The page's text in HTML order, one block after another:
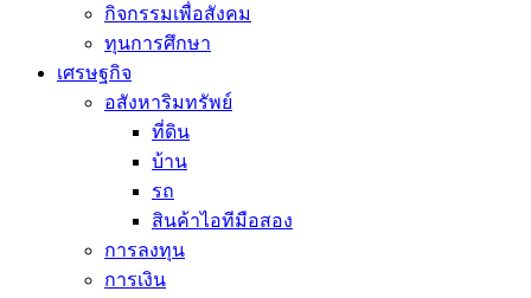
กิจกรรมเพื่อสังคม
ทุนการศึกษา
เศรษฐกิจ
อสังหาริมทรัพย์
ที่ดิน
บ้าน
รถ
สินค้าไอทีมือสอง
การลงทุน
การเงิน